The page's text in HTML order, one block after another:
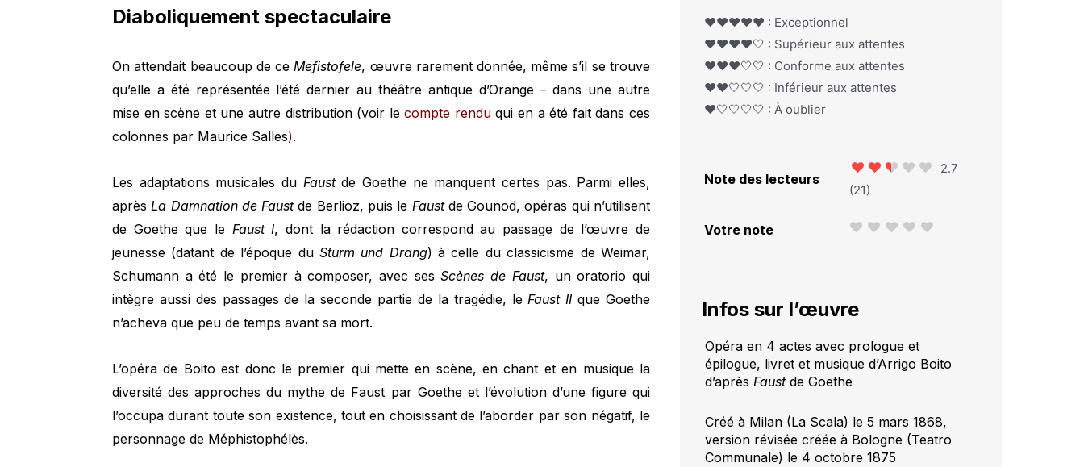
Diaboliquement spectaculaire
On attendait beaucoup de ceMefistofele, œuvre rarement donnée, même s’il se trouve
qu’elle a été représentée l’été dernier au théâtre antique d’Orange – dans une autre
mise en scène et une autre distribution (voir lecompte renduqui en a été fait dans ces
colonnes par Maurice Salles).
Les adaptations musicales du Faustde Goethe ne manquent certes pas. Parmi elles,
aprèsLa Damnation de Faustde Berlioz, puis le Faustde Gounod, opéras qui n’utilisent
de Goethe que le Faust I, dont la rédaction correspond au passage de l’œuvre de
jeunesse (datant de l’époque du Sturm und Drang) à celle du classicisme de Weimar,
Schumann a été le premier à composer, avec sesScènes de Faust, un oratorio qui
intègre aussi des passages de la seconde partie de la tragédie, leFaust II que Goethe
n’acheva que peu de temps avant sa mort.
L’opéra de Boito est donc le premier qui mette en scène, en chant et en musique la
diversité des approches du mythe de Faust par Goethe et l’évolution d’une figure qui
l’occupa durant toute son existence, tout en choisissant de l’aborder par son négatif, le
personnage de Méphistophélès.
❤️❤️❤️❤️❤️ : Exceptionnel
❤️❤️❤️❤️🤍 : Supérieur aux attentes
❤️❤️❤️🤍🤍 : Conforme aux attentes
❤️❤️🤍🤍🤍 : Inférieur aux attentes
❤️🤍🤍🤍🤍 : À oublier
Note des lecteurs
2.7
(21)
Votre note
Infos sur l’œuvre
Opéra en 4 actes avec prologue et
épilogue, livret et musique d’Arrigo Boito
d’après Faustde Goethe
Créé à Milan (La Scala) le 5 mars 1868,
version révisée créée à Bologne (Teatro
Communale) le 4 octobre 1875